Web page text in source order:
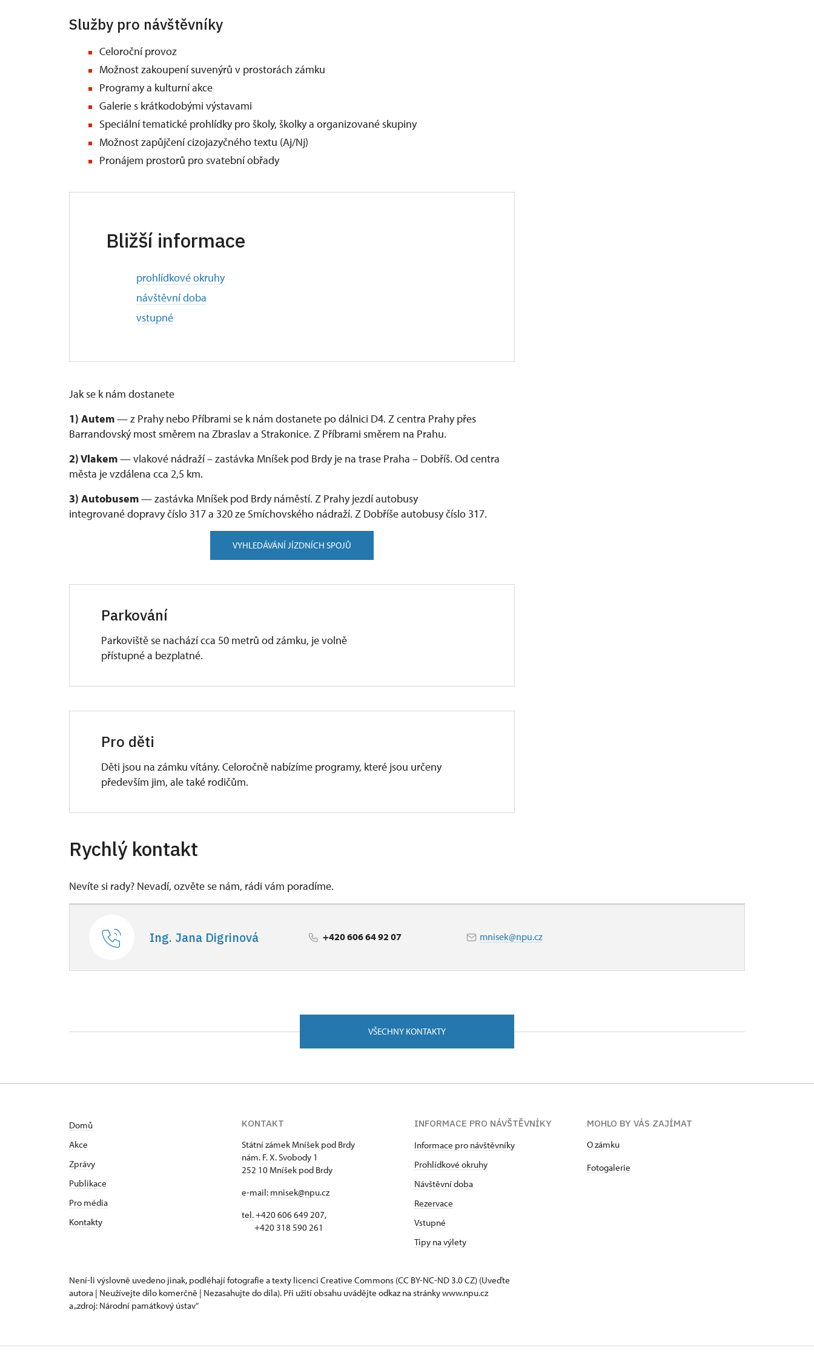
Služby pro návštěvníky
Celoroční provoz
Možnost zakoupení suvenýrů v prostorách zámku
Programy a kulturní akce
Galerie s krátkodobými výstavami
Speciální tematické prohlídky pro školy, školky a organizované skupiny
Možnost zapůjčení cizojazyčného textu (Aj/Nj)
Pronájem prostorů pro svatební obřady
Bližší informace
prohlídkové okruhy
návštěvní doba
vstupné
Jak se k nám dostanete
1) Autem— z Prahy nebo Příbrami se k nám dostanete po dálnici D4. Z centra Prahy přes
Barrandovský most směrem na Zbraslav a Strakonice. Z Příbrami směrem na Prahu.
2) Vlakem— vlakové nádraží – zastávka Mníšek pod Brdy je na trase Praha – Dobříš. Od centra
města je vzdálena cca 2,5 km.
3) Autobusem— zastávka Mníšek pod Brdy náměstí. Z Prahy jezdí autobusy
integrované dopravy číslo 317 a 320 ze Smíchovského nádraží. Z Dobříše autobusy číslo 317.
VYHLEDÁVÁNÍ JÍZDNÍCH SPOJŮ
Parkování
Parkoviště se nachází cca 50 metrů od zámku, je volně
přístupné a bezplatné.
Pro děti
Děti jsou na zámku vítány. Celoročně nabízíme programy, které jsou určeny
především jim, ale také rodičům.
Rychlý kontakt
Nevíte si rady? Nevadí, ozvěte se nám, rádi vám poradíme.
Ing. Jana Digrinová +420 606 64 92 07 mnisek@npu.cz
VŠECHNY KONTAKTY
Domů
Akce
Zprávy
Publikace
Pro média
Kontakty
KONTAKT
Státní zámek Mníšek pod Brdy
nám. F. X. Svobody 1
252 10 Mníšek pod Brdy
e-mail: mnisek@npu.cz
tel.+420 606 649 207,
+420 318 590 261
INFORMACE PRO NÁVŠTĚVNÍKY
Informace pro návštěvníky
Prohlídkové okruhy
Návštěvní doba
Rezervace
Vstupné
Tipy na výlety
MOHLO BY VÁS ZAJÍMAT
O zámku
Fotogalerie
Není-li výslovně uvedeno jinak, podléhají fotografie a texty licenci Creative Commons (CC BY-NC-ND 3.0 CZ) (Uveďte
autora | Neužívejte dílo komerčně | Nezasahujte do díla). Při užití obsahu uvádějte odkaz na stránky www.npu.cz
a „zdroj: Národní památkový ústav“